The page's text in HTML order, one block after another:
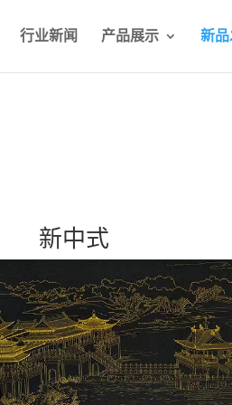
行业新闻 产品展示 新品
新中式